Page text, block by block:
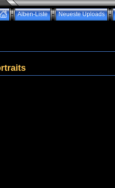
Alben-Liste Neueste Uploads